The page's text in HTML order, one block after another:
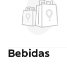
Bebidas